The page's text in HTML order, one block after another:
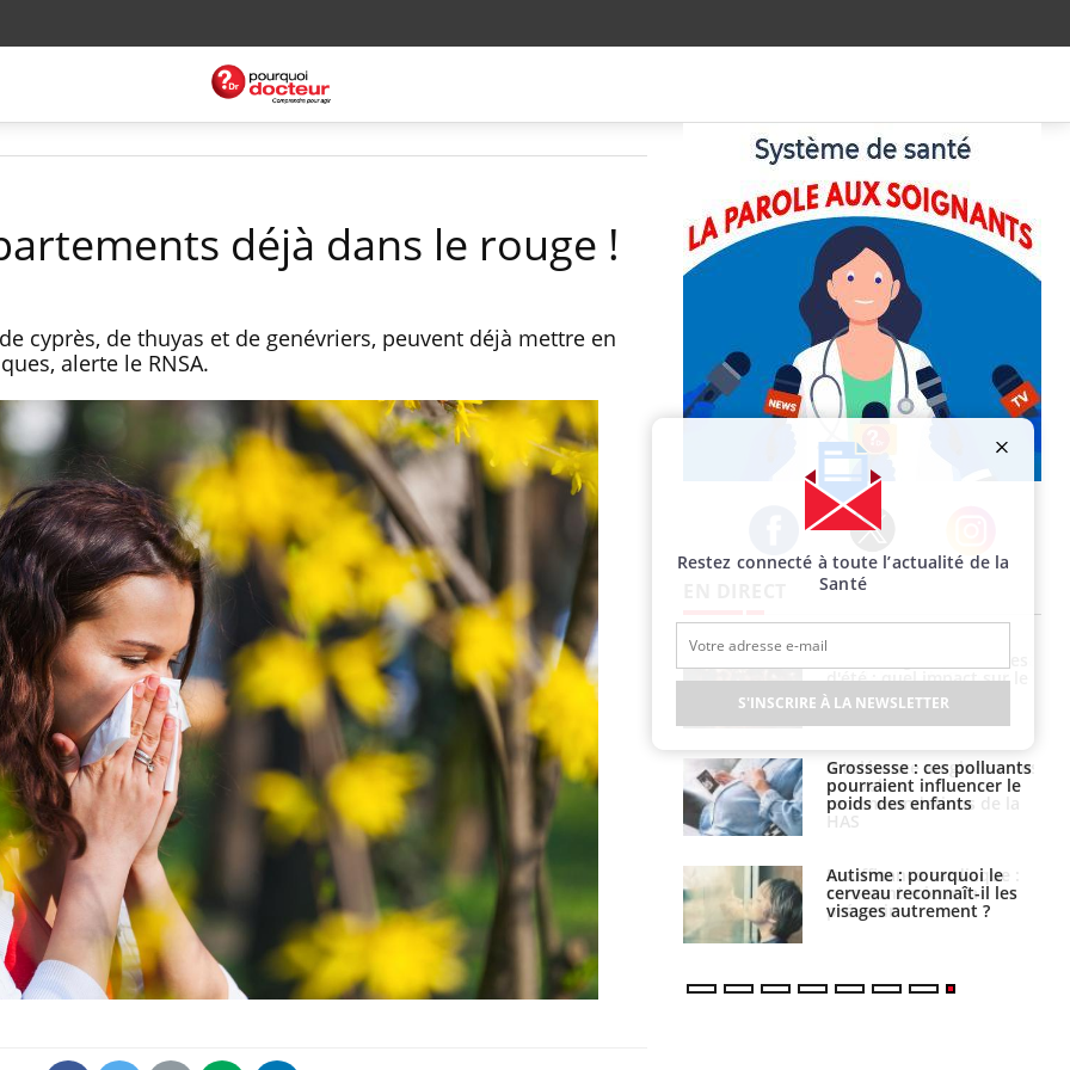
déjà dans le rouge !
cyprès, de thuyas et de genévriers, peuvent déjà mettre en
alerte le RNSA.
Facebook Twitter Instagram
Comment gérer le
sommeil des enfants en
vacances ?
Bilan prévention : ce que
les kinés pourront
bientôt faire
TDAH : quel est ce
traitement autorisé aux
États-Unis ?
Cerveau : le mystère de la
"madeleine de Proust"
enfin expliqué
Intolérance au gluten : les
nouvelles
HAS
Insuffisance cardiaque :
comment mieux la
prévenir
d'été : quel impact sur le
sommeil ?
Grossesse : ces polluants
pourraient influencer le
poids des enfants
Autisme : pourquoi le
cerveau reconnaît-il les
visages autrement ?
Restez connecté à toute l’actualité de la
Santé
S'INSCRIRE À LA NEWSLETTER